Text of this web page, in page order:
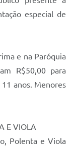
especial de
e na Paróquia
R$50,00 para
anos. Menores
E VIOLA
Polenta e Viola